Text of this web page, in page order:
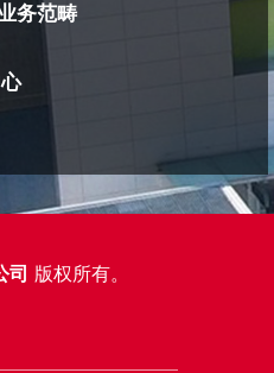
务范畴
司 版权所有。